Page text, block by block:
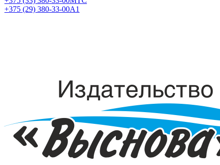
+375 (29) 380-33-00А1